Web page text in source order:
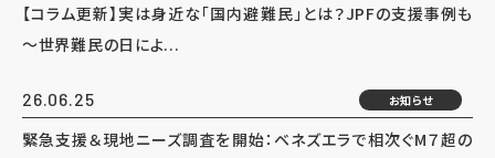
【コラム更新】実は身近な「国内避難民」とは？JPFの支援事例も
～世界難民の日によ...
26.06.25 お知らせ
緊急支援＆現地ニーズ調査を開始：ベネズエラで相次ぐM７超の